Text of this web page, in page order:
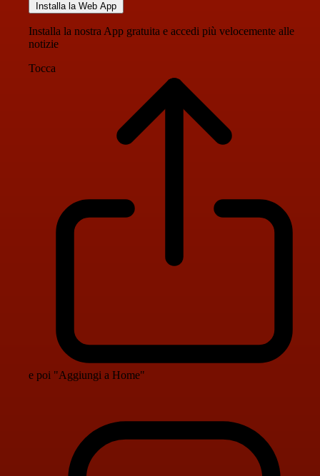
Installa la Web App
Installa la nostra App gratuita e accedi più velocemente alle
notizie
Tocca
e poi "Aggiungi a Home"